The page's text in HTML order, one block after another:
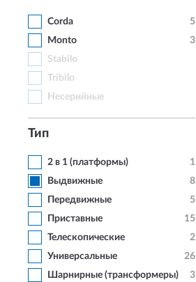
Corda
5
Monto
3
Stabilo
Tribilo
Несерийные
Тип
2 в 1 (платформы)
1
Выдвижные
8
Передвижные
5
Приставные
15
Телескопические
2
Универсальные
26
Шарнирные (трансформеры)
3